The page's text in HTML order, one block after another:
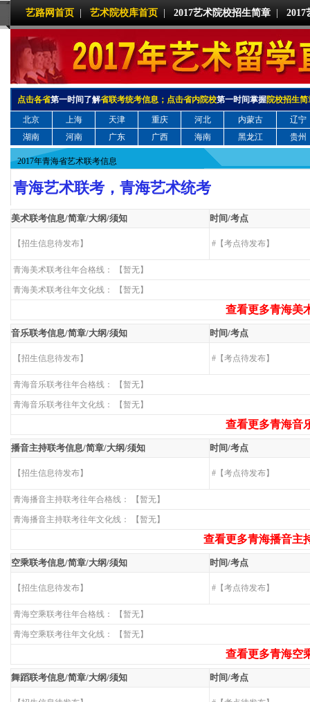
艺路网首页 艺术院校库首页 2017艺术院校招生简章 2017
点击各省第一时间了解省联考统考信息；点击省内院校第一时间掌握院校招生
北京 上海 天津 重庆 河北 内蒙古
辽宁
湖南
河南 广东 广西 海南 黑龙江 贵州
2017年青海省艺术联考信息
青海艺术联考，青海艺术统考
美术联考信息/简章/大纲/须知 时间/考点
【招生信息待发布】 #【考点待发布】
青海美术联考往年合格线： 【暂无】
青海美术联考往年文化线： 【暂无】
查看更多青海美
音乐联考信息/简章/大纲/须知 时间/考点
【招生信息待发布】 #【考点待发布】
青海音乐联考往年合格线： 【暂无】
青海音乐联考往年文化线： 【暂无】
查看更多青海音
播音主持联考信息/简章/大纲/须知 时间/考点
【招生信息待发布】 #【考点待发布】
青海播音主持联考往年合格线： 【暂无】
青海播音主持联考往年文化线： 【暂无】
查看更多青海播音主
空乘联考信息/简章/大纲/须知 时间/考点
【招生信息待发布】 #【考点待发布】
青海空乘联考往年合格线： 【暂无】
青海空乘联考往年文化线： 【暂无】
查看更多青海空
舞蹈联考信息/简章/大纲/须知 时间/考点